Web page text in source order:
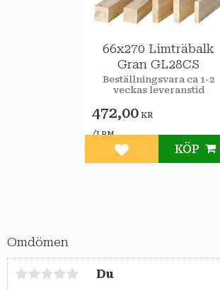
Omdömen
Du
66x270 Limträbalk
Gran GL28CS
Beställningsvara ca 1-2
veckas leveranstid
472,00KR
/LPM
Lägg till i
KÖP